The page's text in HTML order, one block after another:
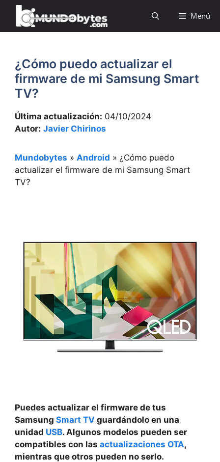
Saltar
contenido
Menú
¿Cómo puedo actualizar el
firmware de mi Samsung Smart
TV?
Última actualización: 04/10/2024
Autor: Javier Chirinos
Mundobytes » Android » ¿Cómo puedo
actualizar el firmware de mi Samsung Smart
TV?
Puedes actualizar el firmware de tus
Samsung Smart TV guardándolo en una
unidad USB. Algunos modelos pueden ser
compatibles con las actualizaciones OTA,
mientras que otros pueden no serlo.